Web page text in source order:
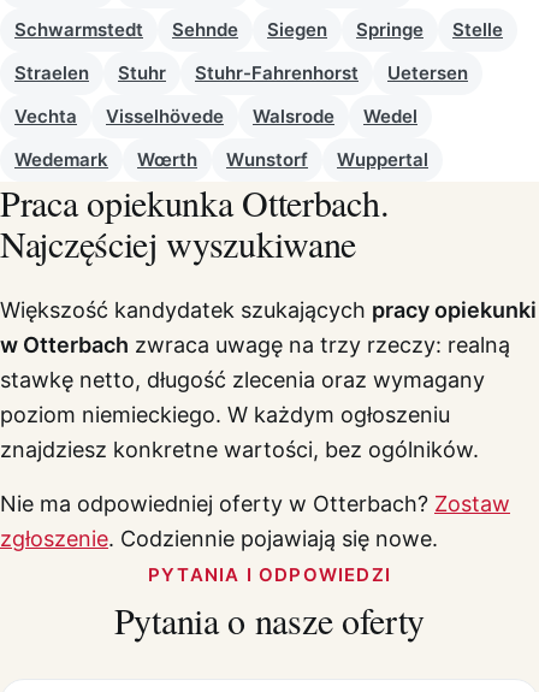
Schwarmstedt
Sehnde Siegen Springe
Stelle
Straelen
Stuhr Stuhr-Fahrenhorst
Uetersen
Vechta
Visselhövede Walsrode
Wedel
Wedemark
Wœrth Wunstorf Wuppertal
Praca opiekunka Otterbach.
Najczęściej wyszukiwane
Większość kandydatek szukających pracy opiekunki
w Otterbach zwraca uwagę na trzy rzeczy: realną
stawkę netto, długość zlecenia oraz wymagany
poziom niemieckiego. W każdym ogłoszeniu
znajdziesz konkretne wartości, bez ogólników.
Nie ma odpowiedniej oferty w Otterbach? Zostaw
zgłoszenie. Codziennie pojawiają się nowe.
PYTANIA I ODPOWIEDZI
Pytania o nasze oferty